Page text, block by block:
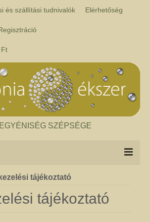
és szállítási tudnivalók Elérhetőség
Ft
SZÉPSÉGE
segítik a csakrák harmónikus működését. Az
tájékoztató
tájékoztató